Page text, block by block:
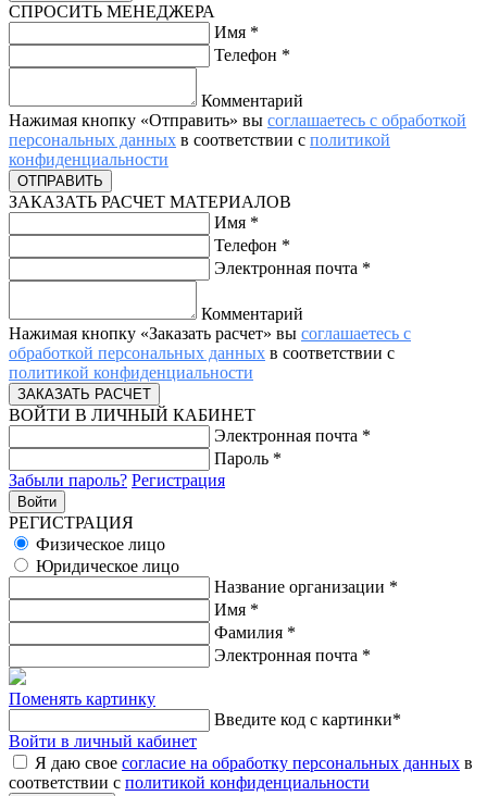
СПРОСИТЬ МЕНЕДЖЕРА
Имя *
Телефон *
Комментарий
Нажимая кнопку «Отправить» вы соглашаетесь с обработкой
персональных данных в соответствии с политикой
конфиденциальности
ЗАКАЗАТЬ РАСЧЕТ МАТЕРИАЛОВ
Имя *
Телефон *
Электронная почта *
Комментарий
Нажимая кнопку «Заказать расчет» вы соглашаетесь с
обработкой персональных данных в соответствии с
политикой конфиденциальности
ВОЙТИ В ЛИЧНЫЙ КАБИНЕТ
Электронная почта *
Пароль *
Забыли пароль? Регистрация
РЕГИСТРАЦИЯ
Физическое лицо
Юридическое лицо
Название организации *
Имя *
Фамилия *
Электронная почта *
Поменять картинку
Введите код с картинки*
Войти в личный кабинет
Я даю свое согласие на обработку персональных данных в
соответствии с политикой конфиденциальности